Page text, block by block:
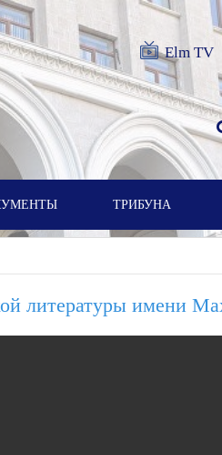
Elm TV
ТРИБУНА
литературы имени